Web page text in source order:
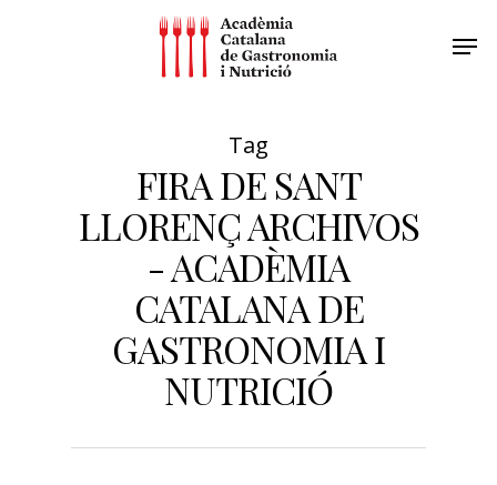
Tag
FIRA DE SANT
LLORENÇ ARCHIVOS
- ACADÈMIA
CATALANA DE
GASTRONOMIA I
NUTRICIÓ